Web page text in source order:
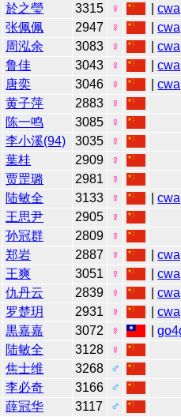
於之瑩 3315 ♀ |cwa
张佩佩 2947 ♀ |cwa
周泓余 3083 ♀ |cwa
鲁佳 3043 ♀ |cwa
唐奕 3046 ♀ |cwa
黄子萍 2883
♀
陈一鸣 3085
♀
李小溪(94) 3035
♀
葉桂 2909
♀
贾罡璐 2981
♀
陆敏全 3133 ♀ |cwa
王思尹 2905
♀
孙冠群 2809
♀
郑岩 2887 ♀ |cwa
王爽 3051 ♀ |cwa
仇丹云 2839 ♀ |cwa
罗楚玥 2931 ♀ |cwa
黒嘉嘉 3072 ♀ |
陆敏全 3128
♀
焦士维 3268
♂
李必奇 3166
♂
薛冠华 3117
♂